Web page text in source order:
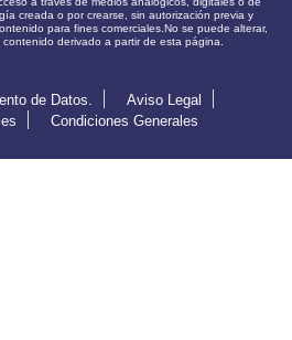
creada o por crearse, sin autorización previa y
para fines comerciales.No se puede alterar,
derivado a partir de esta página.
de Datos.
Aviso Legal
Condiciones Generales